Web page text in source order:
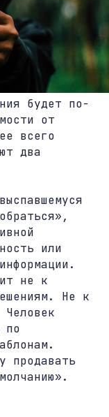
будет по-
от
всего
два
или
не к
Не к
по
продавать